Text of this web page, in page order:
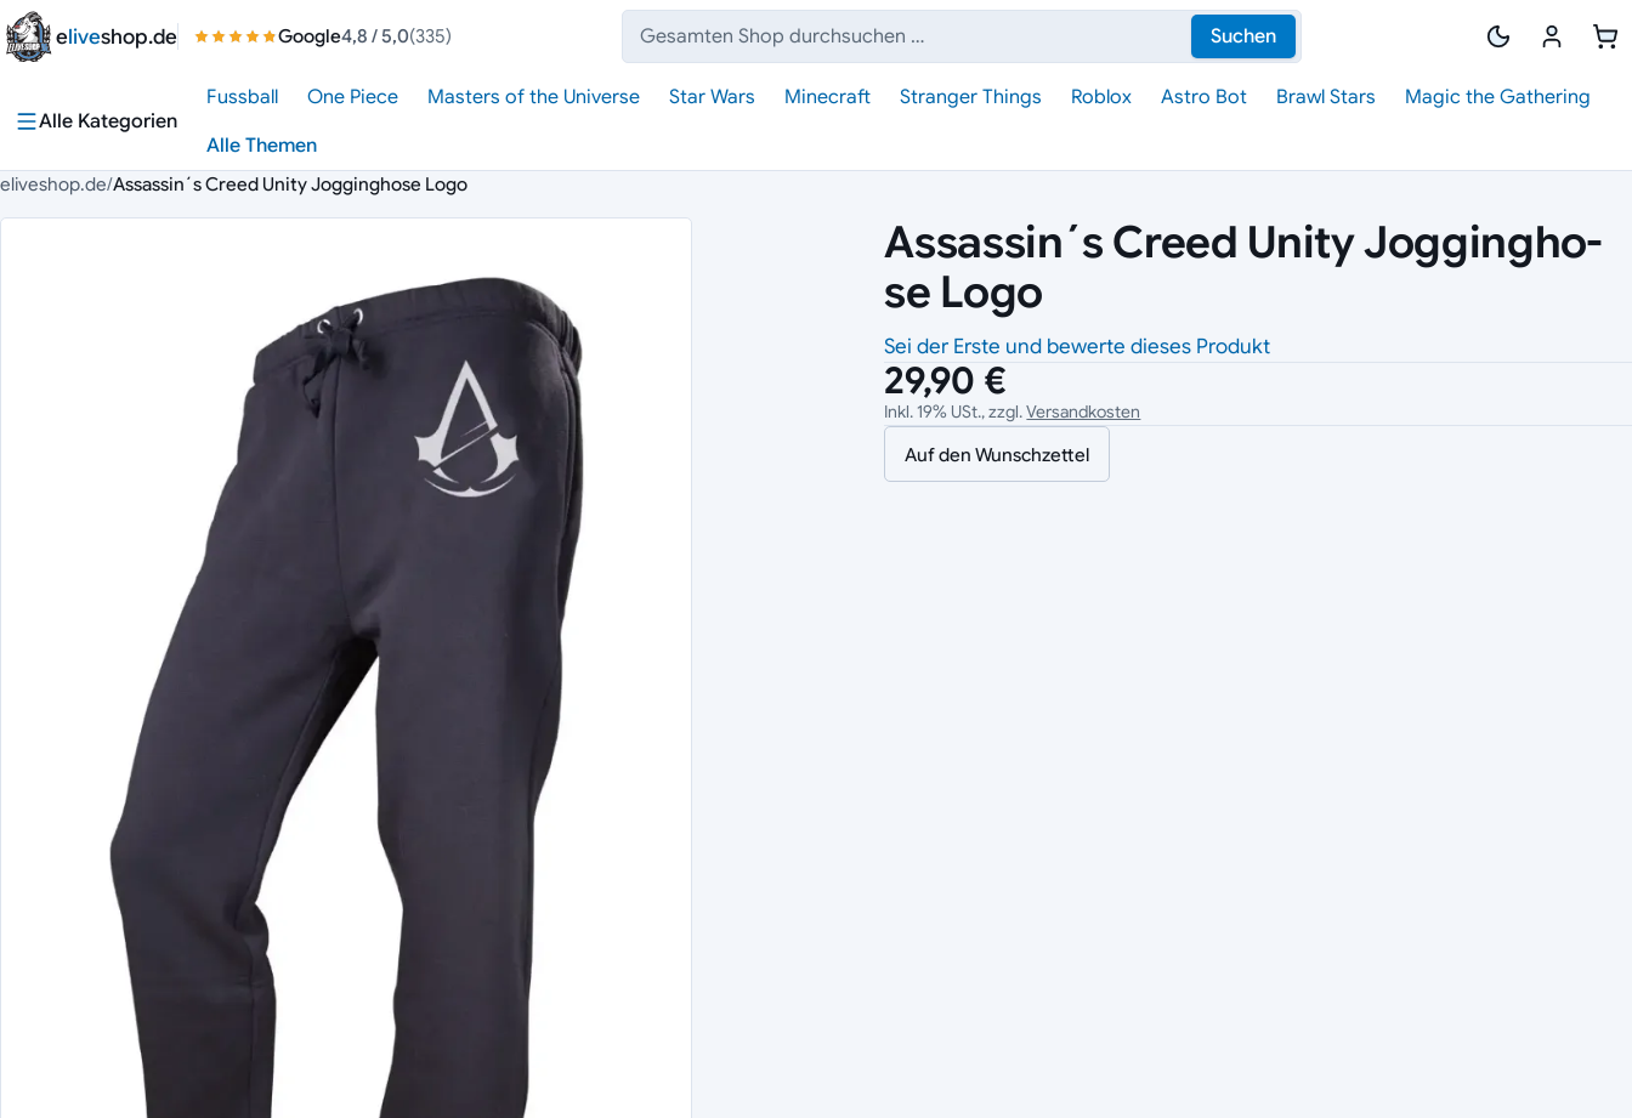
Zum Inhalt springen
eliveshop.de Google4,8 / 5,0(335)
Suche:
Suchen
Alle Kategorien
Fussball One Piece Masters of the Universe Star Wars Minecraft Stranger Things Roblox Astro Bot Brawl Stars
Magic the Gathering
Alle Themen
eliveshop.de/Assassin´s Creed Unity Jog­ging­ho­se Logo
Assassin´s Creed Unity Jog­ging­ho­
se Logo
Sei der Erste und bewerte dieses Produkt
29,90 €
Inkl. 19% USt., zzgl.Versandkosten
Auf den Wunschzettel